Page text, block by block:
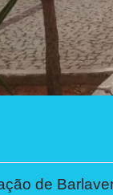
de